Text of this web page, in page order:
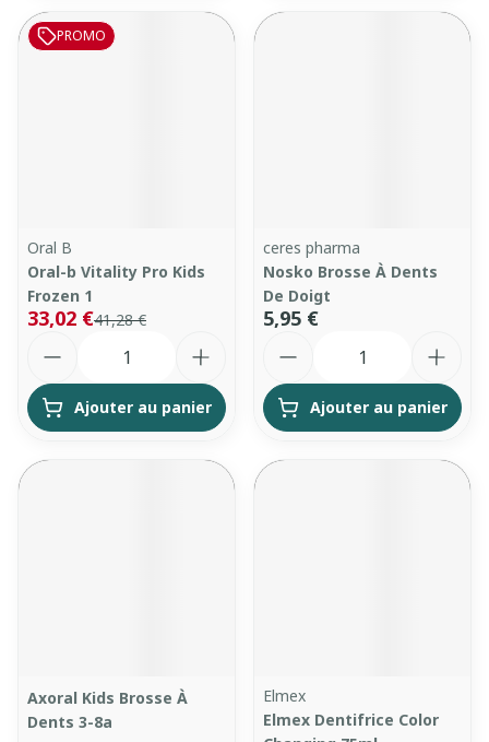
PROMO
Oral B
Oral-b Vitality Pro Kids
Frozen 1
41,28 €
33,02 €
Ajouter au panier
ceres pharma
Nosko Brosse À Dents
De Doigt
5,95 €
Ajouter au panier
Axoral Kids Brosse À
Dents 3-8a
Elmex
Elmex Dentifrice Color